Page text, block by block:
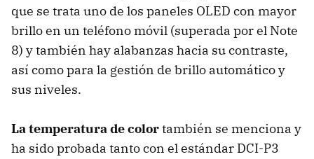
que se trata uno de los paneles OLED con mayor
brillo en un teléfono móvil (superada por el Note
8) y también hay alabanzas hacia su contraste,
así como para la gestión de brillo automático y
sus niveles.
La temperatura de colortambién se menciona y
ha sido probada tanto con el estándar DCI-P3